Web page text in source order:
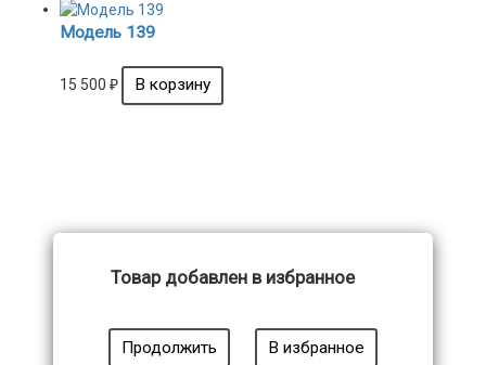
Модель 139
15 500 ₽
Товар добавлен в избранное
Продолжить В избранное